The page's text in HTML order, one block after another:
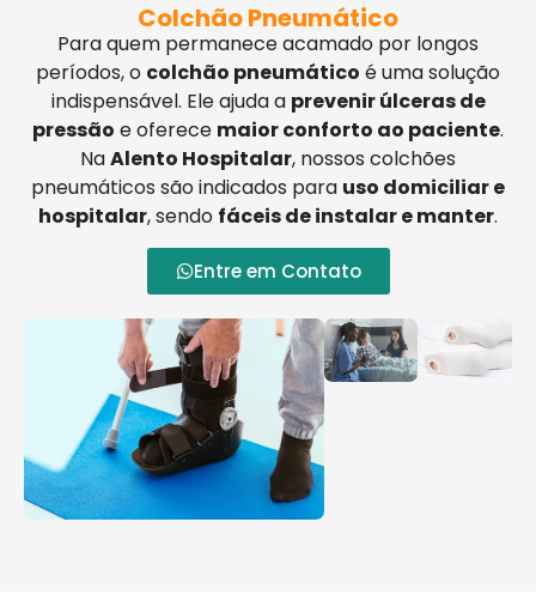
Colchão Pneumático
Para quem permanece acamado por longos
períodos, o colchão pneumático é uma solução
indispensável. Ele ajuda a prevenir úlceras de
pressão e oferece maior conforto ao paciente.
NaAlento Hospitalar, nossos colchões
pneumáticos são indicados para uso domiciliar e
hospitalar, sendo fáceis de instalar e manter.
Entre em Contato